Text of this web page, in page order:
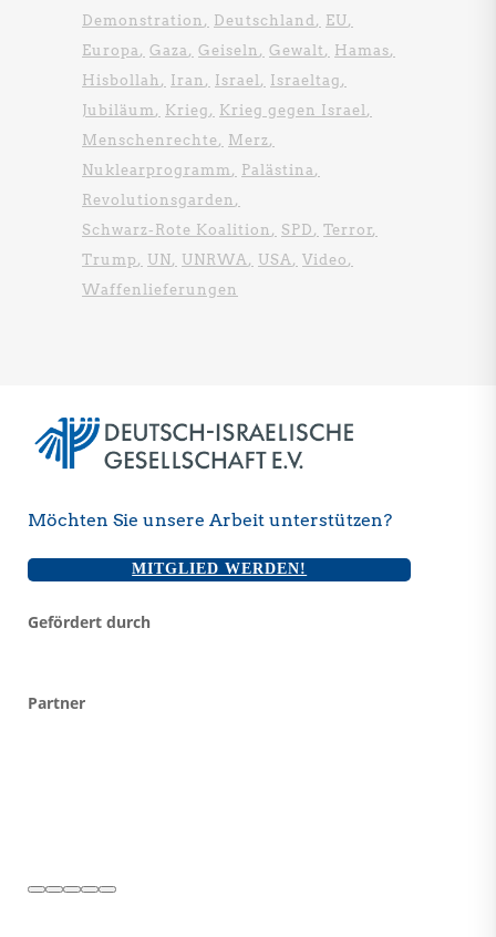
Demonstration
Deutschland
EU
Europa
Gaza Geiseln Gewalt
Hamas
Hisbollah
Iran Israel
Israeltag
Jubiläum
Krieg
Krieg gegen Israel
Menschenrechte
Merz
Nuklearprogramm
Palästina
Revolutionsgarden
Schwarz-Rote Koalition
SPD
Terror
Trump
UN UNRWA USA
Video
Waffenlieferungen
Möchten Sie unsere Arbeit unterstützen?
MITGLIED WERDEN!
Gefördert durch
Partner